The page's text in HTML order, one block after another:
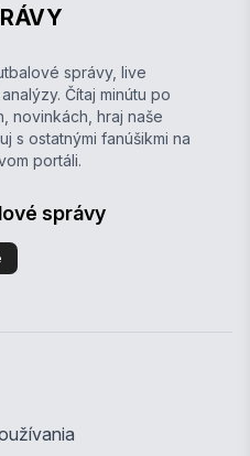
správy, live
Čítaj minútu po
novinkách, hraj naše
s ostatnými fanúšikmi na
portáli.
správy